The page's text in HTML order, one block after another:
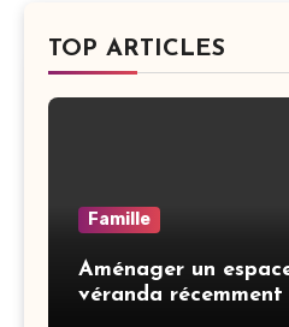
TOP ARTICLES
Famille
Aménager un
véranda